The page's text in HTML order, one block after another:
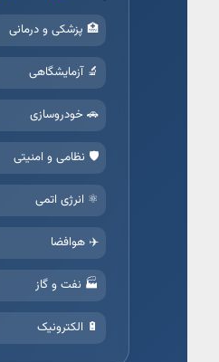
🏥 پزشکی و درمانی
🔬 آزمایشگاهی
🚗 خودروسازی
🛡️ نظامی و امنیتی
⚛️ انرژی اتمی
✈️ هوافضا
🏭 نفت و گاز
🔋 الکترونیک